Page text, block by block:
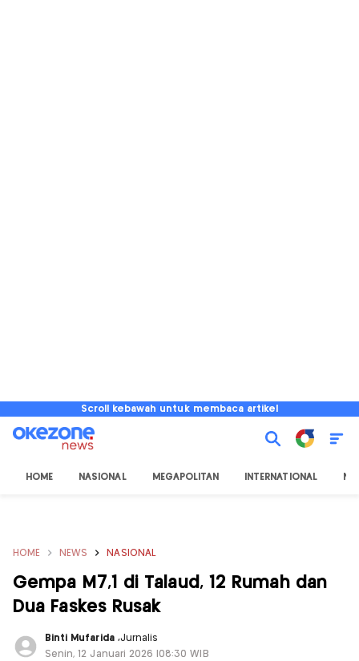
Scroll kebawah untuk membaca artikel
HOME NASIONAL MEGAPOLITAN INTERNATIONAL
HOME NEWS NASIONAL
Gempa M7,1 di Talaud, 12 Rumah dan
Dua Faskes Rusak
Binti Mufarida ,Jurnalis
Senin, 12 Januari 2026 |08:30 WIB